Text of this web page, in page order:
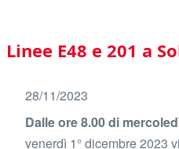
Main
navigation
Linee E48 e 201 a
28/11/2023
Dalle ore 8.00 di
venerdì 1° dicembre 2023